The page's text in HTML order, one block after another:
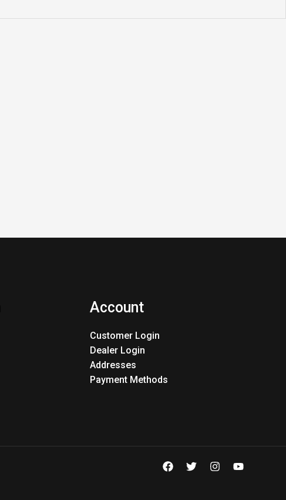
Account
Customer Login
Dealer Login
Addresses
Payment Methods